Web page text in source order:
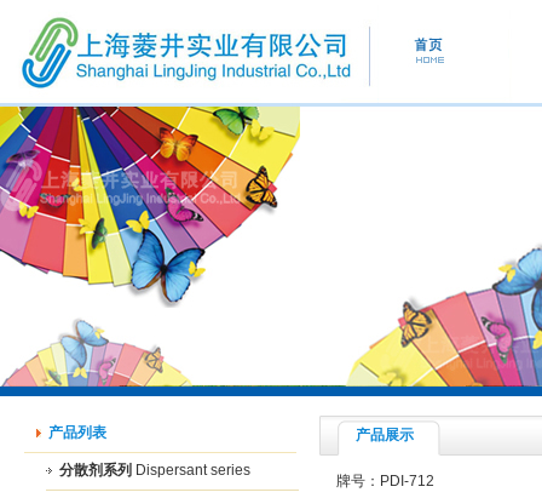
产品列表
分散剂系列 Dispersant series
产品展示
牌号：PDI-712